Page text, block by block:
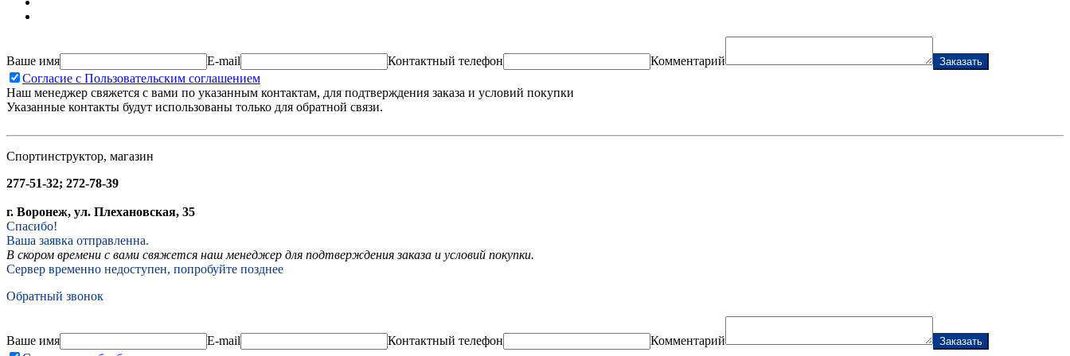
Ваше имя E-mail Контактный телефон Комментарий Заказать
Согласие с Пользовательским соглашением
Наш менеджер свяжется с вами по указанным контактам, для подтверждения заказа и условий покупки
Указанные контакты будут использованы только для обратной связи.
Спортинструктор, магазин
277-51-32; 272-78-39
г. Воронеж, ул. Плехановская, 35
Спасибо!
Ваша заявка отправленна.
В скором времени с вами свяжется наш менеджер для подтверждения заказа и условий покупки.
Сервер временно недоступен, попробуйте позднее
Обратный звонок
Ваше имя E-mail Контактный телефон Комментарий Заказать